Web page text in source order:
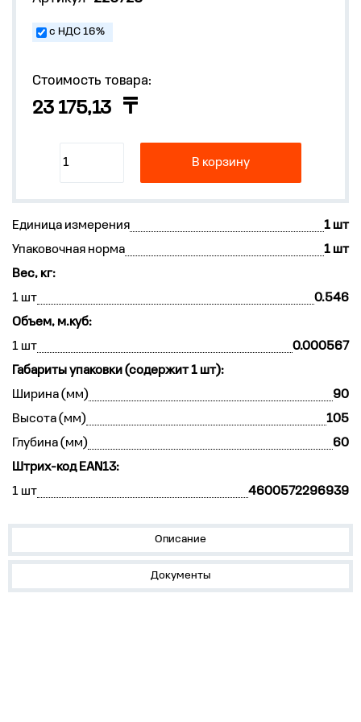
с НДС 16%
Стоимость товара:
23 175,13
В корзину
Единица измерения
1 шт
Упаковочная норма
1 шт
Вес, кг:
1 шт
0.546
Объем, м.куб:
1 шт
0.000567
Габариты упаковки (содержит 1 шт):
Ширина (мм)
90
Высота (мм)
105
Глубина (мм)
60
Штрих-код EAN13:
1 шт
4600572296939
Описание
Документы